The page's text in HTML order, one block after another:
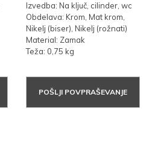
Izvedba: Na ključ, cilinder, wc
Obdelava: Krom, Mat krom,
Nikelj (biser), Nikelj (rožnati)
Material: Zamak
Teža: 0,75 kg
POŠLJI POVPRAŠEVANJE